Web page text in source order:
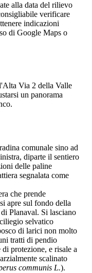
alla data del rilievo
verificare
indicazioni
di Google Maps o
Via 2 della Valle
un panorama
comunale sino ad
diparte il sentiero
delle paline
segnalata come
che prende
apre sul fondo della
Planaval. Si lasciano
selvatico
di larici non molto
tratti di pendio
protezione, e risale a
scalinato
communis L.).